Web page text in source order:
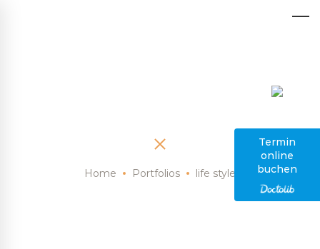
Home Portfolios life style
Termin
online
buchen